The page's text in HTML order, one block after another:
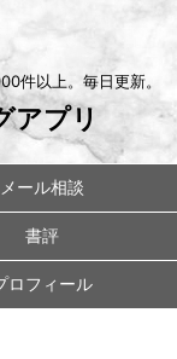
件以上。毎日更新。
アプリ
メール相談
書評
ロフィール